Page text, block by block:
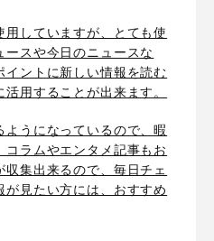
用していますが、とても使
ースや今日のニュースな
イントに新しい情報を読む
活用することが出来ます。
ようになっているので、暇
ラムやエンタメ記事もお
収集出来るので、毎日チェ
が見たい方には、おすすめ